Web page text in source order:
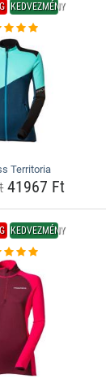
KEDVEZMÉNY
Territoria
41967 Ft
KEDVEZMÉNY